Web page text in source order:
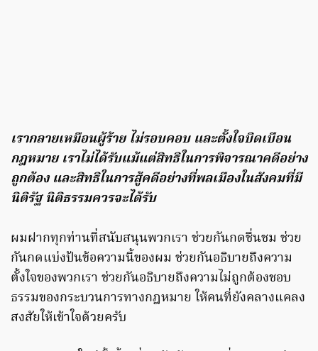
เรากลายเหมือนผู้ร้าย ไม่รอบคอบ และตั้งใจบิดเบือน
กฎหมาย เราไม่ได้รับแม้แต่สิทธิในการพิจารณาคดีอย่าง
ถูกต้อง และสิทธิในการสู้คดีอย่างที่พลเมืองในสังคมที่มี
นิติรัฐ นิติธรรมควรจะได้รับ
ผมฝากทุกท่านที่สนับสนุนพวกเรา ช่วยกันกดชื่นชม ช่วย
กันกดแบ่งปันข้อความนี้ของผม ช่วยกันอธิบายถึงความ
ตั้งใจของพวกเรา ช่วยกันอธิบายถึงความไม่ถูกต้องชอบ
ธรรมของกระบวนการทางกฎหมาย ให้คนที่ยังคลางแคลง
สงสัยให้เข้าใจด้วยครับ